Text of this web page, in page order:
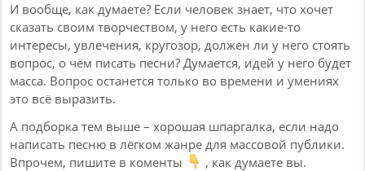
И вообще, как думаете? Если человек знает, что хочет
сказать своим творчеством, у него есть какие-то
интересы, увлечения, кругозор, должен ли у него стоять
вопрос, о чём писать песни? Думается, идей у него будет
масса. Вопрос останется только во времени и умениях
это всё выразить.
А подборка тем выше – хорошая шпаргалка, если надо
написать песню в лёгком жанре для массовой публики.
Впрочем, пишите в коменты
, как думаете вы.